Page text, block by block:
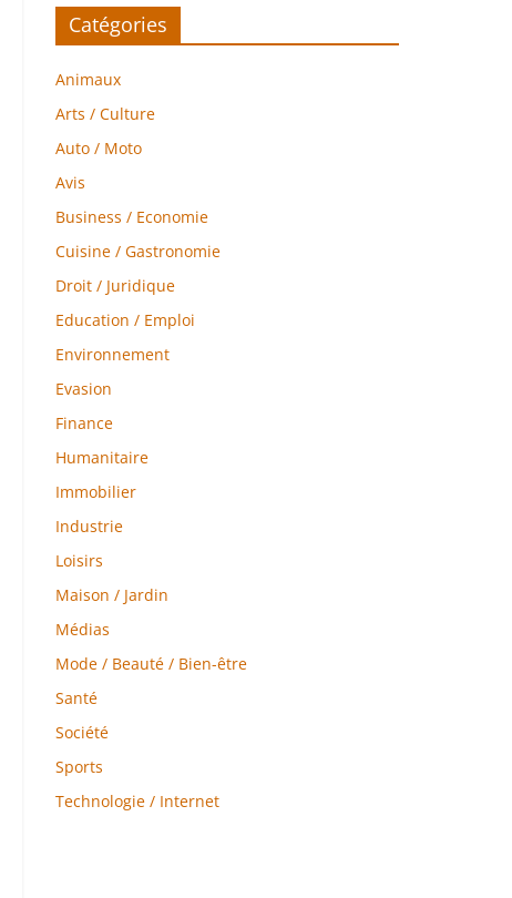
Catégories
Animaux
Arts / Culture
Auto / Moto
Avis
Business / Economie
Cuisine / Gastronomie
Droit / Juridique
Education / Emploi
Environnement
Evasion
Finance
Humanitaire
Immobilier
Industrie
Loisirs
Maison / Jardin
Médias
Mode / Beauté / Bien-être
Santé
Société
Sports
Technologie / Internet